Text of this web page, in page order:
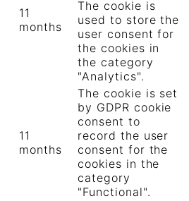
11
months
The cookie is
used to store the
user consent for
the cookies in
the category
"Analytics".
11
months
The cookie is set
by GDPR cookie
consent to
record the user
consent for the
cookies in the
category
"Functional".